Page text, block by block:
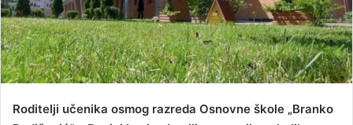
a
i
l
Roditelji učenika osmog razreda Osnovne škole „Branko